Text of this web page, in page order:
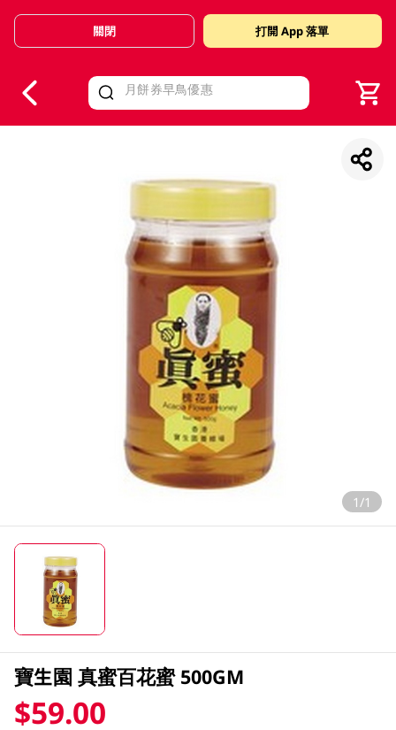
Valid Until 30 June 2026
關閉 打開 App 落單
1/1
寶生園 真蜜百花蜜 500GM
$59.00